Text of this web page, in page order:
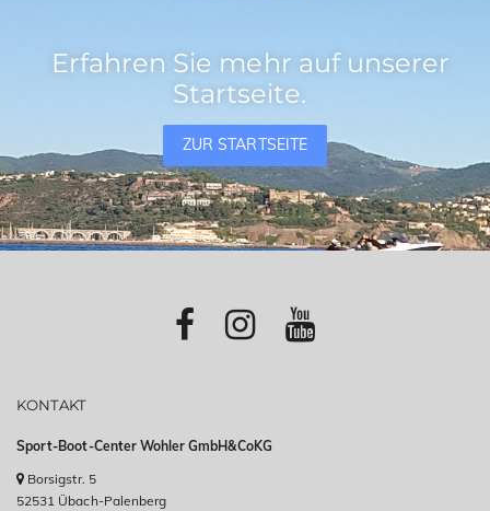
Erfahren Sie mehr auf unserer
Startseite.
ZUR STARTSEITE
KONTAKT
Sport-Boot-Center Wohler GmbH&CoKG
Borsigstr. 5
52531 Übach-Palenberg